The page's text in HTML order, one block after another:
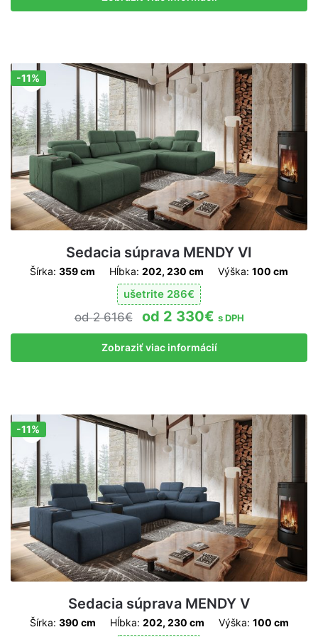
Zľava!
-11%
Sedacia súprava MENDY VI
Šírka: 359 cm Hĺbka: 202, 230 cm Výška: 100 cm
ušetrite 286€
2 616€ 2 330€ s DPH
Zobraziť viac informácií
Zľava!
-11%
Sedacia súprava MENDY V
Šírka: 390 cm Hĺbka: 202, 230 cm Výška: 100 cm